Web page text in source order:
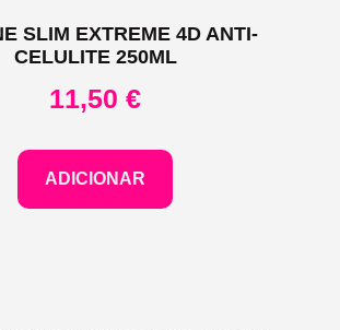
SLIM EXTREME 4D ANTI-
CELULITE 250ML
11,50 €
ADICIONAR